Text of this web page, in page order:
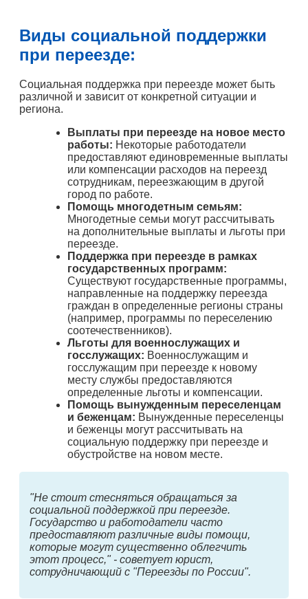
Виды социальной поддержки
при переезде:
Социальная поддержка при переезде может быть
различной и зависит от конкретной ситуации и
региона.
Выплаты при переезде на новое место
работы: Некоторые работодатели
предоставляют единовременные выплаты
или компенсации расходов на переезд
сотрудникам, переезжающим в другой
город по работе.
Помощь многодетным семьям:
Многодетные семьи могут рассчитывать
на дополнительные выплаты и льготы при
переезде.
Поддержка при переезде в рамках
государственных программ:
Существуют государственные программы,
направленные на поддержку переезда
граждан в определенные регионы страны
(например, программы по переселению
соотечественников).
Льготы для военнослужащих и
госслужащих: Военнослужащим и
госслужащим при переезде к новому
месту службы предоставляются
определенные льготы и компенсации.
Помощь вынужденным переселенцам
и беженцам: Вынужденные переселенцы
и беженцы могут рассчитывать на
социальную поддержку при переезде и
обустройстве на новом месте.
"Не стоит стесняться обращаться за
социальной поддержкой при переезде.
Государство и работодатели часто
предоставляют различные виды помощи,
которые могут существенно облегчить
этот процесс," - советует юрист,
сотрудничающий с "Переезды по России".